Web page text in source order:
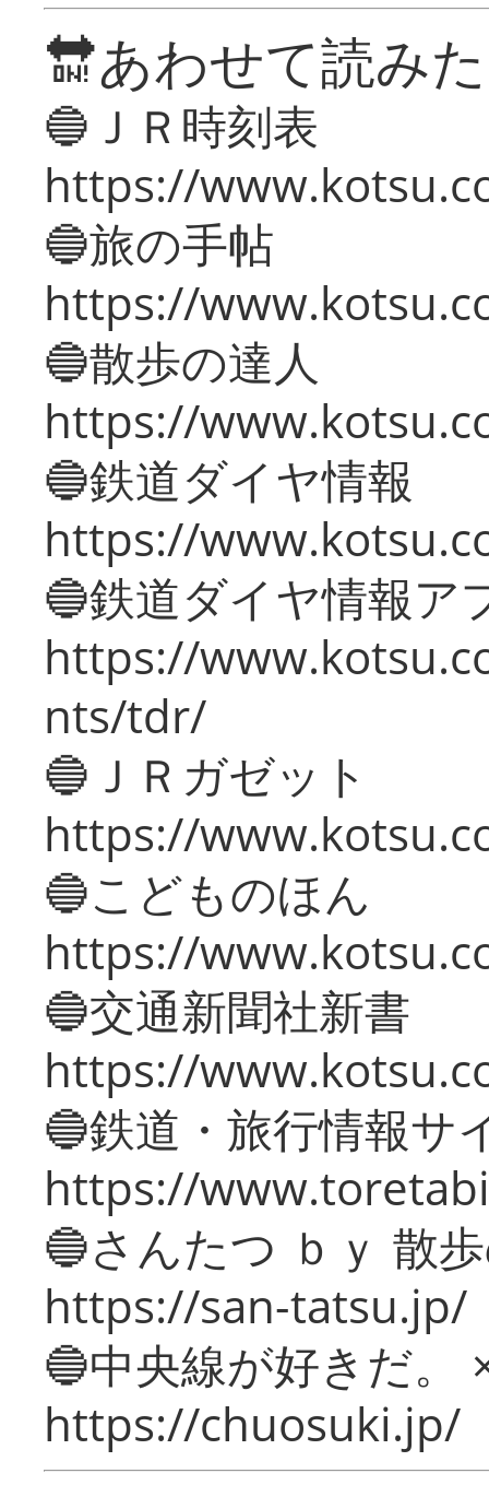
🔛あわせて読み
🔵ＪＲ時刻表
https://
🔵旅の手帖
https://
🔵散歩の達人
https://
🔵鉄道ダイヤ情報
https://
🔵鉄道ダイヤ情報ア
https://
nts/tdr/
🔵ＪＲガゼット
https://
🔵こどものほん
https://
🔵交通新聞社新書
https://
🔵鉄道・旅行情報サ
https://
🔵さんたつ ｂｙ 散
https://san-tatsu.jp/
🔵中央線が好きだ。
https://chuosuki.jp/